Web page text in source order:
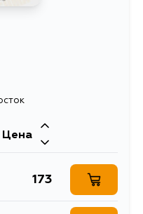
Цена
173